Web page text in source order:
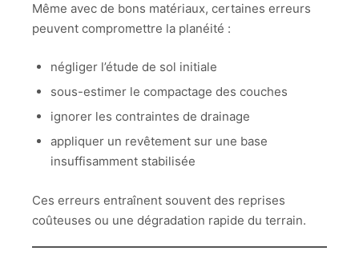
Même avec de bons matériaux, certaines erreurs
peuvent compromettre la planéité :
négliger l’étude de sol initiale
sous-estimer le compactage des couches
ignorer les contraintes de drainage
appliquer un revêtement sur une base
insuffisamment stabilisée
Ces erreurs entraînent souvent des reprises
coûteuses ou une dégradation rapide du terrain.